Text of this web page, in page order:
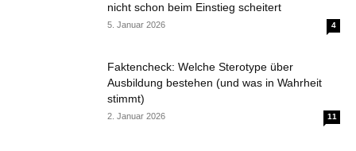
nicht schon beim Einstieg scheitert
5. Januar 2026 4
Faktencheck: Welche Sterotype über
Ausbildung bestehen (und was in Wahrheit
stimmt)
2. Januar 2026 11